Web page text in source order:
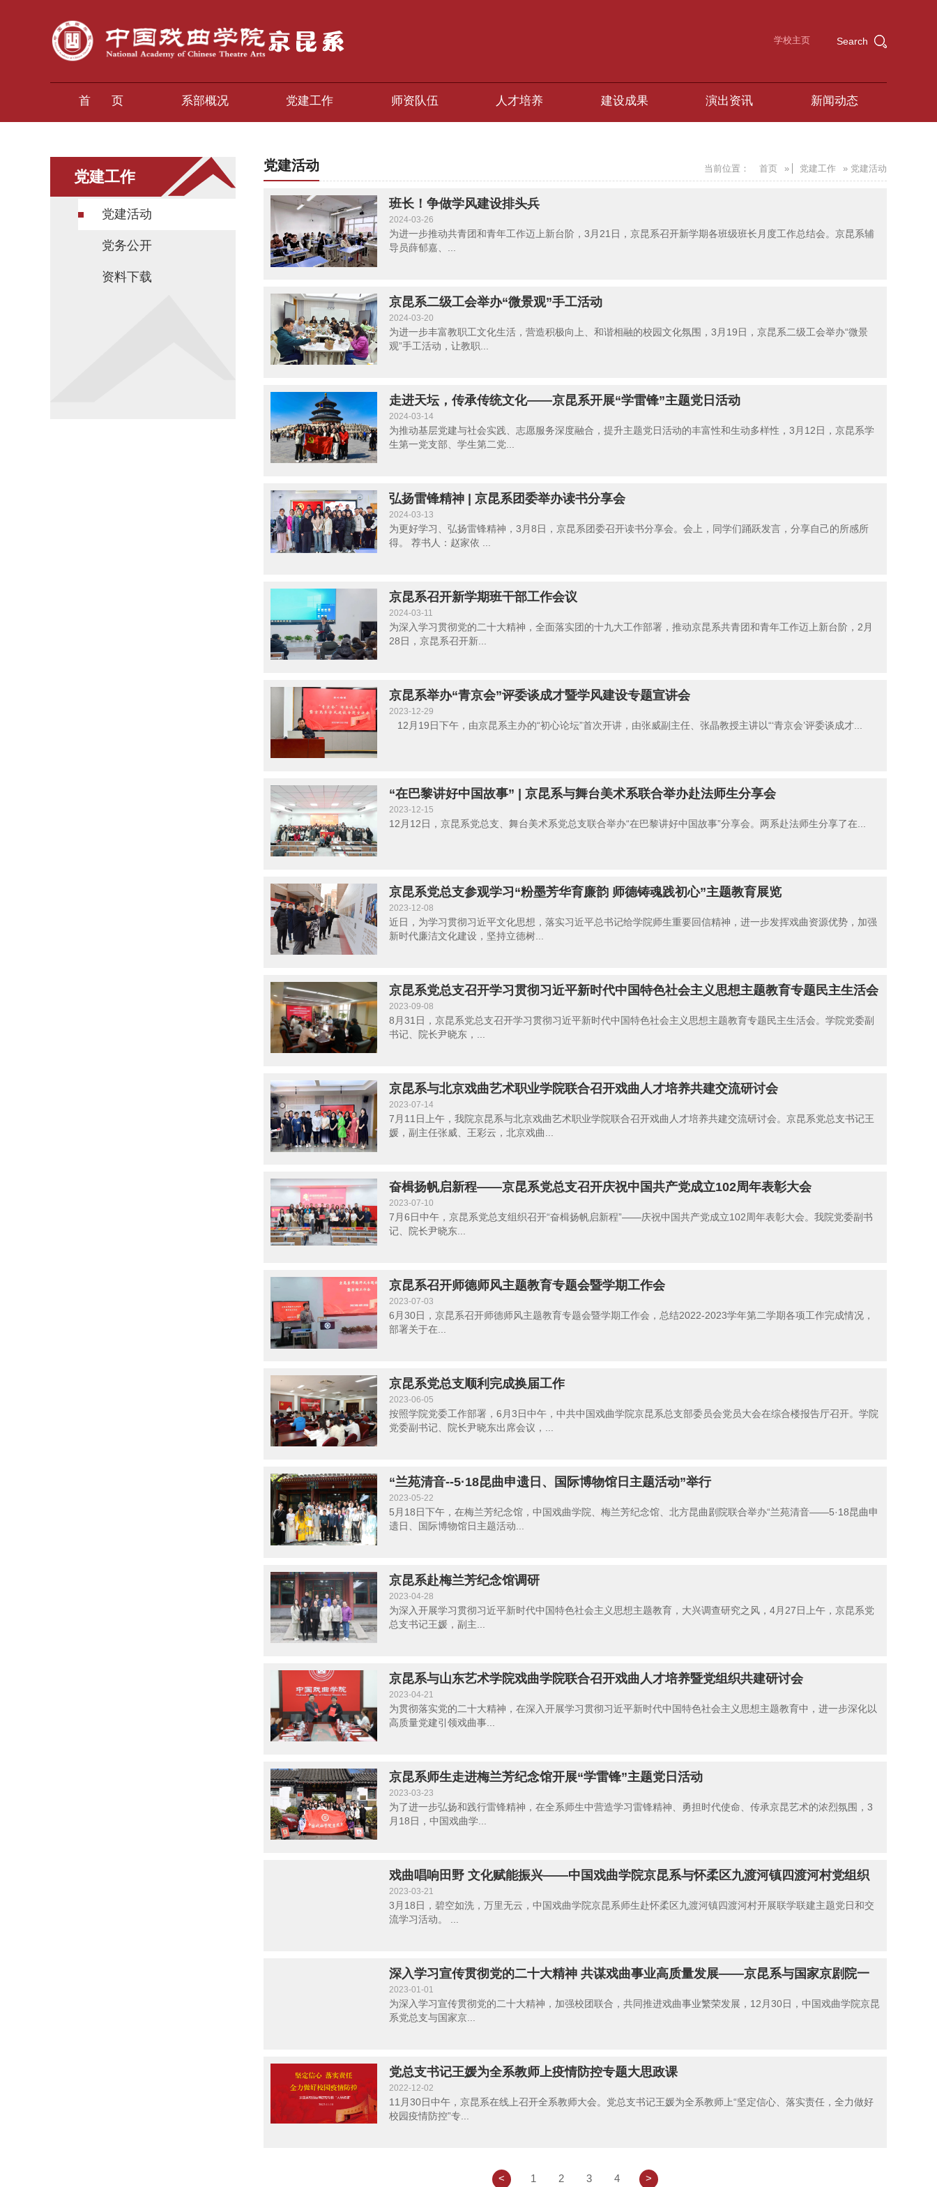
Search
学校主页
首 页 系部概况 党建工作 师资队伍 人才培养 建设成果 演出资讯 新闻动态
党建工作
党建活动
党务公开
资料下载
当前位置： 首页 » 党建工作 » 党建活动
党建活动
班长！争做学风建设排头兵
2024-03-26
为进一步推动共青团和青年工作迈上新台阶，3月21日，京昆系召开新学期各班级班长月度工作总结会。京昆系辅
导员薛郁嘉、...
京昆系二级工会举办“微景观”手工活动
2024-03-20
为进一步丰富教职工文化生活，营造积极向上、和谐相融的校园文化氛围，3月19日，京昆系二级工会举办“微景
观”手工活动，让教职...
走进天坛，传承传统文化——京昆系开展“学雷锋”主题党日活动
2024-03-14
为推动基层党建与社会实践、志愿服务深度融合，提升主题党日活动的丰富性和生动多样性，3月12日，京昆系学
生第一党支部、学生第二党...
弘扬雷锋精神 | 京昆系团委举办读书分享会
2024-03-13
为更好学习、弘扬雷锋精神，3月8日，京昆系团委召开读书分享会。会上，同学们踊跃发言，分享自己的所感所
得。 荐书人：赵家依 ...
京昆系召开新学期班干部工作会议
2024-03-11
为深入学习贯彻党的二十大精神，全面落实团的十九大工作部署，推动京昆系共青团和青年工作迈上新台阶，2月
28日，京昆系召开新...
京昆系举办“青京会”评委谈成才暨学风建设专题宣讲会
2023-12-29
12月19日下午，由京昆系主办的“初心论坛”首次开讲，由张威副主任、张晶教授主讲以“‘青京会’评委谈成才...
“在巴黎讲好中国故事” | 京昆系与舞台美术系联合举办赴法师生分享会
2023-12-15
12月12日，京昆系党总支、舞台美术系党总支联合举办“在巴黎讲好中国故事”分享会。两系赴法师生分享了在...
京昆系党总支参观学习“粉墨芳华育廉韵 师德铸魂践初心”主题教育展览
2023-12-08
近日，为学习贯彻习近平文化思想，落实习近平总书记给学院师生重要回信精神，进一步发挥戏曲资源优势，加强
新时代廉洁文化建设，坚持立德树...
京昆系党总支召开学习贯彻习近平新时代中国特色社会主义思想主题教育专题民主生活会
2023-09-08
8月31日，京昆系党总支召开学习贯彻习近平新时代中国特色社会主义思想主题教育专题民主生活会。学院党委副
书记、院长尹晓东，...
京昆系与北京戏曲艺术职业学院联合召开戏曲人才培养共建交流研讨会
2023-07-14
7月11日上午，我院京昆系与北京戏曲艺术职业学院联合召开戏曲人才培养共建交流研讨会。京昆系党总支书记王
媛，副主任张威、王彩云，北京戏曲...
奋楫扬帆启新程——京昆系党总支召开庆祝中国共产党成立102周年表彰大会
2023-07-10
7月6日中午，京昆系党总支组织召开“奋楫扬帆启新程”——庆祝中国共产党成立102周年表彰大会。我院党委副书
记、院长尹晓东...
京昆系召开师德师风主题教育专题会暨学期工作会
2023-07-03
6月30日，京昆系召开师德师风主题教育专题会暨学期工作会，总结2022-2023学年第二学期各项工作完成情况，
部署关于在...
京昆系党总支顺利完成换届工作
2023-06-05
按照学院党委工作部署，6月3日中午，中共中国戏曲学院京昆系总支部委员会党员大会在综合楼报告厅召开。学院
党委副书记、院长尹晓东出席会议，...
“兰苑清音--5·18昆曲申遗日、国际博物馆日主题活动”举行
2023-05-22
5月18日下午，在梅兰芳纪念馆，中国戏曲学院、梅兰芳纪念馆、北方昆曲剧院联合举办“兰苑清音——5·18昆曲申
遗日、国际博物馆日主题活动...
京昆系赴梅兰芳纪念馆调研
2023-04-28
为深入开展学习贯彻习近平新时代中国特色社会主义思想主题教育，大兴调查研究之风，4月27日上午，京昆系党
总支书记王媛，副主...
京昆系与山东艺术学院戏曲学院联合召开戏曲人才培养暨党组织共建研讨会
2023-04-21
为贯彻落实党的二十大精神，在深入开展学习贯彻习近平新时代中国特色社会主义思想主题教育中，进一步深化以
高质量党建引领戏曲事...
京昆系师生走进梅兰芳纪念馆开展“学雷锋”主题党日活动
2023-03-23
为了进一步弘扬和践行雷锋精神，在全系师生中营造学习雷锋精神、勇担时代使命、传承京昆艺术的浓烈氛围，3
月18日，中国戏曲学...
戏曲唱响田野 文化赋能振兴——中国戏曲学院京昆系与怀柔区九渡河镇四渡河村党组织
联学联建活动...
2023-03-21
3月18日，碧空如洗，万里无云，中国戏曲学院京昆系师生赴怀柔区九渡河镇四渡河村开展联学联建主题党日和交
流学习活动。 ...
深入学习宣传贯彻党的二十大精神 共谋戏曲事业高质量发展——京昆系与国家京剧院一
团开展党组织...
2023-01-01
为深入学习宣传贯彻党的二十大精神，加强校团联合，共同推进戏曲事业繁荣发展，12月30日，中国戏曲学院京昆
系党总支与国家京...
党总支书记王媛为全系教师上疫情防控专题大思政课
2022-12-02
11月30日中午，京昆系在线上召开全系教师大会。党总支书记王媛为全系教师上“坚定信心、落实责任，全力做好
校园疫情防控”专...
< 1 2 3 4 >